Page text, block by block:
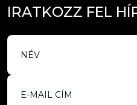
IRATKOZZ FEL HÍ